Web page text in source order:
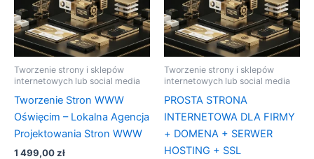
Tworzenie strony i sklepów
internetowych lub social media
Tworzenie Stron WWW
Oświęcim – Lokalna Agencja
Projektowania Stron WWW
1 499,00zł
Tworzenie strony i sklepów
internetowych lub social media
PROSTA STRONA
INTERNETOWA DLA FIRMY
+ DOMENA + SERWER
HOSTING + SSL